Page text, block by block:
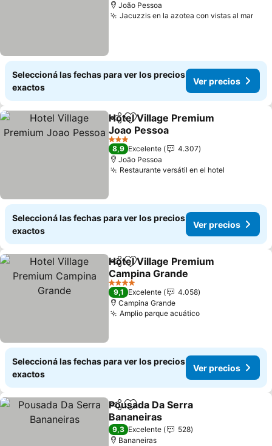
João Pessoa
Jacuzzis en la azotea con vistas al marVer
Seleccioná las fechas para ver los precios
exactos
Ver precios
CompartirAñadir a favoritos
Hotel Village Premium
Joao Pessoa
Ver precios
3 Estrellas
8,9 Excelente
4.307
João Pessoa
Restaurante versátil en el hotel
Seleccioná las fechas para ver los precios
exactos
Ver precios
CompartirAñadir a favoritos
Hotel Village Premium
Campina Grande
Ver precios
4 Estrellas
9,1 Excelente
4.058
Campina Grande
Amplio parque acuáticoVer precios
Seleccioná las fechas para ver los precios
exactos
Ver precios
CompartirAñadir a favoritos
Pousada Da Serra
Bananeiras
Ver precios
9,3 Excelente
528
Bananeiras